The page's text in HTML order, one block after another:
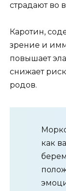
страдают во
Каротин,
зрение и
повышает
снижает
родов.
как